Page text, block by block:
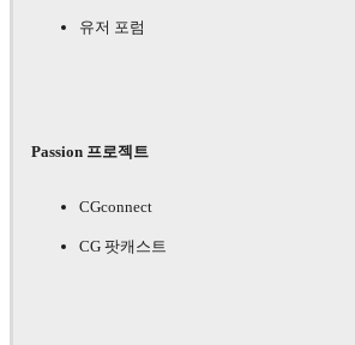
유저 포럼
Passion 프로젝트
CGconnect
CG 팟캐스트